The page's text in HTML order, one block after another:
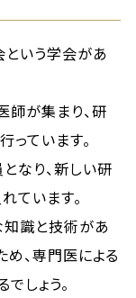
いう学会があ
師が集まり、研
ています。
なり、新しい研
ています。
知識と技術があ
、専門医による
しょう。